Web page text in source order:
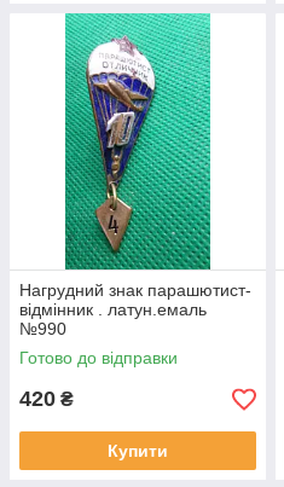
Нагрудний знак парашютист-
відмінник . латун.емаль
№990
Готово до відправки
420 ₴
Купити